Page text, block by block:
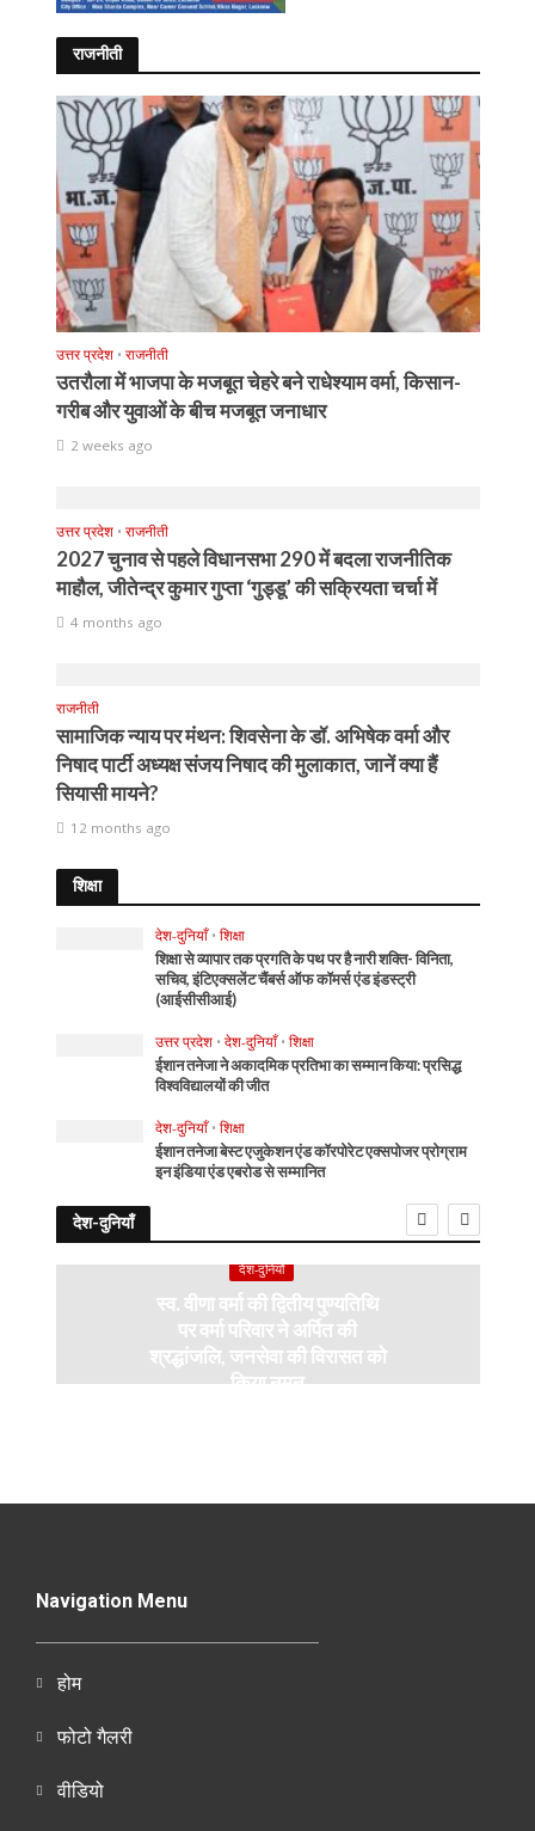
राजनीती
उत्तर प्रदेश • राजनीती
उतरौला में भाजपा के मजबूत चेहरे बने राधेश्याम वर्मा, किसान-
गरीब और युवाओं के बीच मजबूत जनाधार
2 weeks ago
उत्तर प्रदेश • राजनीती
2027 चुनाव से पहले विधानसभा 290 में बदला राजनीतिक
माहौल, जीतेन्द्र कुमार गुप्ता ‘गुड्डू’ की सक्रियता चर्चा में
4 months ago
राजनीती
सामाजिक न्याय पर मंथन: शिवसेना के डॉ. अभिषेक वर्मा और
निषाद पार्टी अध्यक्ष संजय निषाद की मुलाकात, जानें क्या हैं
सियासी मायने?
12 months ago
शिक्षा
देश-दुनियाँ • शिक्षा
शिक्षा से व्यापार तक प्रगति के पथ पर है नारी शक्ति- विनिता,
सचिव, इंटिएक्सलेंट चैंबर्स ऑफ कॉमर्स एंड इंडस्ट्री
(आईसीसीआई)
उत्तर प्रदेश • देश-दुनियाँ • शिक्षा
ईशान तनेजा ने अकादमिक प्रतिभा का सम्मान किया: प्रसिद्ध
विश्वविद्यालयों की जीत
देश-दुनियाँ • शिक्षा
ईशान तनेजा बेस्ट एजुकेशन एंड कॉरपोरेट एक्सपोजर प्रोग्राम
इन इंडिया एंड एबरोड से सम्मानित
देश-दुनियाँ
देश-दुनियाँ
स्व. वीणा वर्मा की द्वितीय पुण्यतिथि
पर वर्मा परिवार ने अर्पित की
श्रद्धांजलि, जनसेवा की विरासत को
किया नमन
Navigation Menu
होम
फोटो गैलरी
वीडियो